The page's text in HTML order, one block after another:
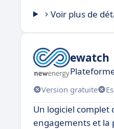
Voir plus de
ewatch
Version gratuite
Un logiciel complet
engagements et la